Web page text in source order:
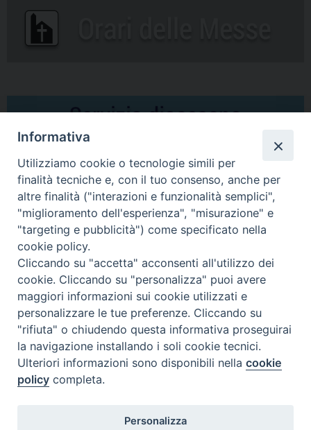
Comunicati Stampa
Il cordoglio dei Vescovi di Puglia per la morte di S.E.R. Mons. Agostino
Superbo
Nasce la Consulta Diocesana delle Aggregazioni Laicali di Castellaneta
Archivio comunicati stampa
2026 © Diocesi di Castellaneta
Informativa
Utilizziamo cookie o tecnologie simili per
finalità tecniche e, con il tuo consenso, anche per
altre finalità ("interazioni e funzionalità semplici",
"miglioramento dell'esperienza", "misurazione" e
"targeting e pubblicità") come specificato nella
cookie policy.
Cliccando su "accetta" acconsenti all'utilizzo dei
cookie. Cliccando su "personalizza" puoi avere
maggiori informazioni sui cookie utilizzati e
personalizzare le tue preferenze. Cliccando su
"rifiuta" o chiudendo questa informativa proseguirai
la navigazione installando i soli cookie tecnici.
Ulteriori informazioni sono disponibili nellacookie
policy completa.
Personalizza